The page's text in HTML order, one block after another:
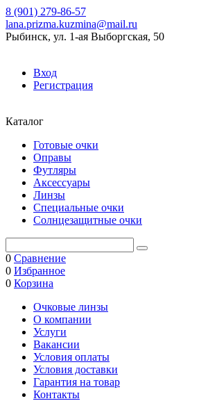
8 (901) 279-86-57
lana.prizma.kuzmina@mail.ru
Рыбинск, ул. 1-ая Выборгская, 50
Вход
Регистрация
Каталог
Готовые очки
Оправы
Футляры
Аксессуары
Линзы
Специальные очки
Солнцезащитные очки
0 Сравнение
0 Избранное
0 Корзина
Очковые линзы
O компании
Услуги
Вакансии
Условия оплаты
Условия доставки
Гарантия на товар
Контакты